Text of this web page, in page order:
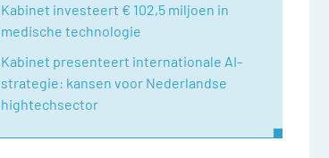
Kabinet investeert € 102,5 miljoen in
medische technologie
Kabinet presenteert internationale AI-
strategie: kansen voor Nederlandse
hightechsector